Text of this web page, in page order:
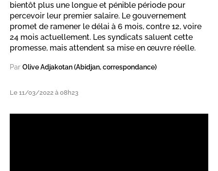
bientôt plus une longue et pénible période pour
percevoir leur premier salaire. Le gouvernement
promet de ramener le délai à 6 mois, contre 12, voire
24 mois actuellement. Les syndicats saluent cette
promesse, mais attendent sa mise en œuvre réelle.
Par Olive Adjakotan (Abidjan, correspondance)
Le 11/03/2022 à 08h23